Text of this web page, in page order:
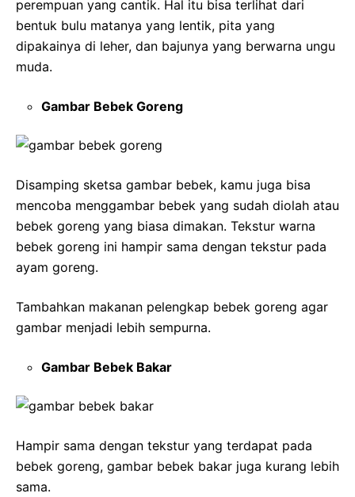
perempuan yang cantik. Hal itu bisa terlihat dari
bentuk bulu matanya yang lentik, pita yang
dipakainya di leher, dan bajunya yang berwarna ungu
muda.
Gambar Bebek Goreng
Disamping sketsa gambar bebek, kamu juga bisa
mencoba menggambar bebek yang sudah diolah atau
bebek goreng yang biasa dimakan. Tekstur warna
bebek goreng ini hampir sama dengan tekstur pada
ayam goreng.
Tambahkan makanan pelengkap bebek goreng agar
gambar menjadi lebih sempurna.
Gambar Bebek Bakar
Hampir sama dengan tekstur yang terdapat pada
bebek goreng, gambar bebek bakar juga kurang lebih
sama.